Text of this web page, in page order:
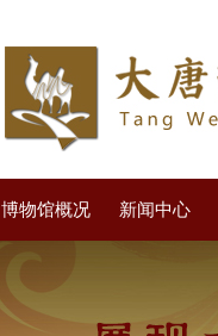
博物馆概况 新闻中心